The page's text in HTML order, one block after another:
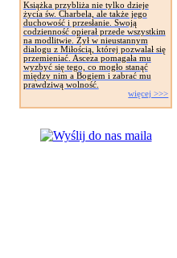
Książka przybliża nie tylko dzieje
życia św. Charbela, ale także jego
duchowość i przesłanie. Swoją
codzienność opierał przede wszystkim
na modlitwie. Żył w nieustannym
dialogu z Miłością, której pozwalał się
przemieniać. Asceza pomagała mu
wyzbyć się tego, co mogło stanąć
między nim a Bogiem i zabrać mu
prawdziwą wolność.
więcej >>>